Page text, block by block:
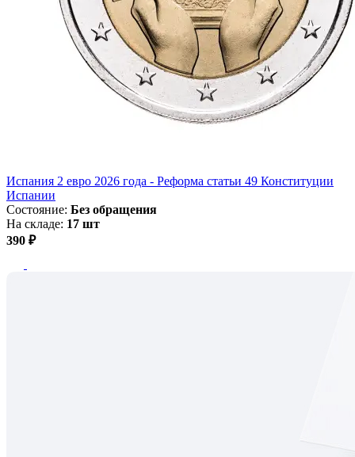
Испания 2 евро 2026 года - Реформа статьи 49 Конституции
Испании
Состояние: Без обращения
На складе: 17 шт
390 ₽